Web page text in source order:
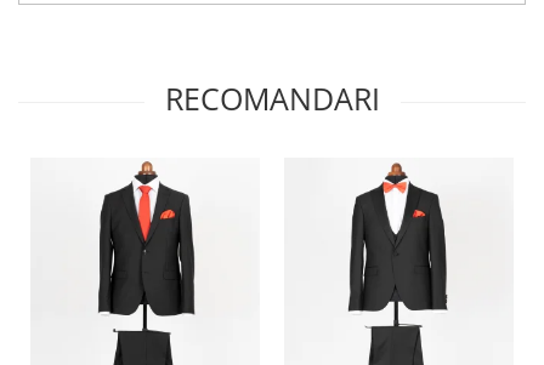
RECOMANDARI